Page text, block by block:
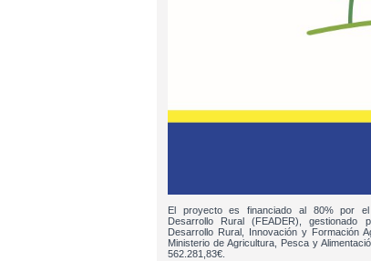
El proyecto es financiado al 80% por
Desarrollo Rural (FEADER), gestionado
Desarrollo Rural, Innovación y Formación
Ministerio de Agricultura, Pesca y
562.281,83€.